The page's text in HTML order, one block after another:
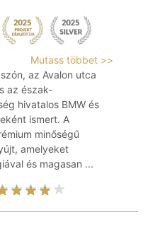
Mutass többet >>
az Avalon utca
az észak-
hivatalos BMW és
ismert. A
minőségű
amelyeket
és magasan ...